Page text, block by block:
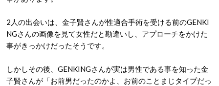
2人の出会いは、金子賢さんが性適合手術を受ける前のGENKI
NGさんの画像を見て女性だと勘違いし、アプローチをかけた
事がきっかけだったそうです。
しかしその後、GENKINGさんが実は男性である事を知った金
子賢さんが「お前男だったのかよ、お前のことまじタイプだっ